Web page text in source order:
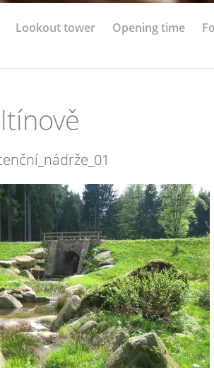
Lookout tower Opening time